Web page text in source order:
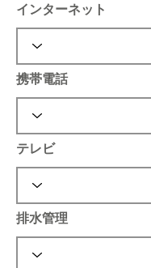
インターネット
携帯電話
テレビ
排水管理